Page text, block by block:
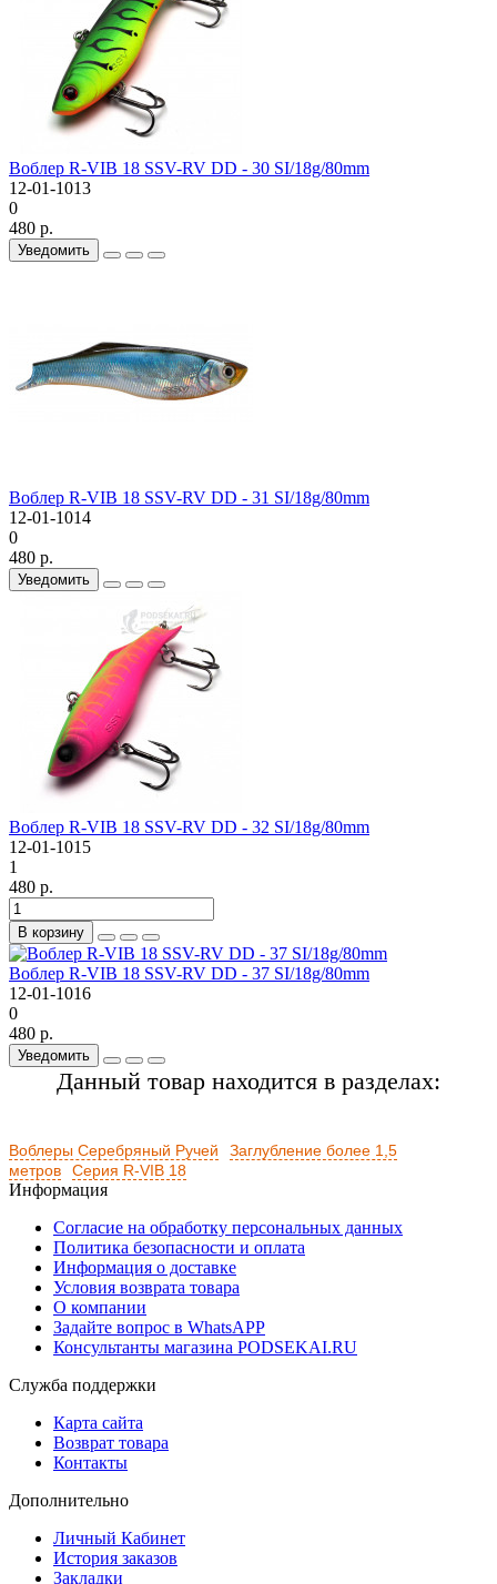
Воблер R-VIB 18 SSV-RV DD - 30 SI/18g/80mm
12-01-1013
0
480 р.
Уведомить
Воблер R-VIB 18 SSV-RV DD - 31 SI/18g/80mm
12-01-1014
0
480 р.
Уведомить
Воблер R-VIB 18 SSV-RV DD - 32 SI/18g/80mm
12-01-1015
1
480 р.
В корзину
Воблер R-VIB 18 SSV-RV DD - 37 SI/18g/80mm
12-01-1016
0
480 р.
Уведомить
Данный товар находится в разделах:
Воблеры Серебряный Ручей
Заглубление более 1,5
метров
Серия R-VIB 18
Информация
Согласие на обработку персональных данных
Политика безопасности и оплата
Информация о доставке
Условия возврата товара
О компании
Задайте вопрос в WhatsAPP
Консультанты магазина PODSEKAI.RU
Служба поддержки
Карта сайта
Возврат товара
Контакты
Дополнительно
Личный Кабинет
История заказов
Закладки